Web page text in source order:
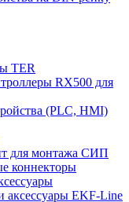
TER
RX500 для
(PLC, HMI)
для монтажа СИП
коннекторы
аксессуары EKF-Line